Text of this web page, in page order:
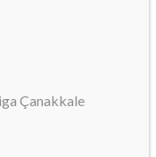
Çanakkale